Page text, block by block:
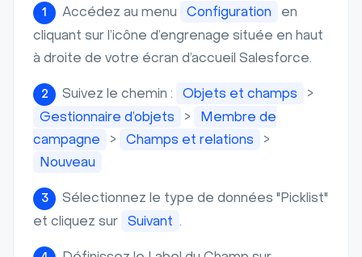
1 Accédez au menu Configuration
en
cliquant sur l’icône d’engrenage située en haut
à droite de votre écran d’accueil Salesforce.
2 Suivez le chemin : Objets et champs
>
Gestionnaire d’objets
>
Membre de
campagne
> Champs et relations
>
Nouveau
3
Sélectionnez le type de données "Picklist"
et cliquez sur
Suivant .